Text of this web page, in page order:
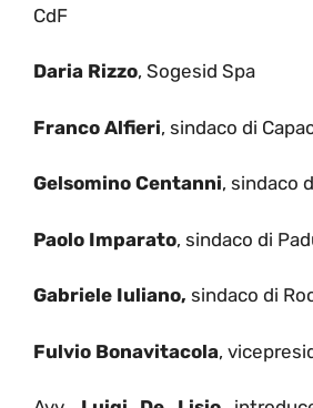
CdF
Daria Rizzo, Sogesid Spa
Franco Alfieri, sindaco di
Gelsomino Centanni, sindaco
Paolo Imparato, sindaco di
Gabriele Iuliano, sindaco di
Fulvio Bonavitacola,